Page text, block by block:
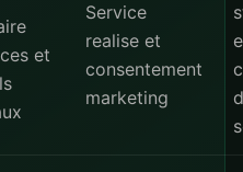
et
Service
realise et
consentement
marketing